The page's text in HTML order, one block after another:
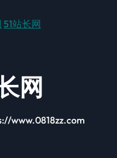
51站长网
网
www.0818zz.com